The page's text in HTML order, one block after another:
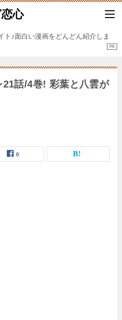
心
ト♪面白い漫画をどんどん紹介しま
21話/4巻! 彩葉と八雲が
0